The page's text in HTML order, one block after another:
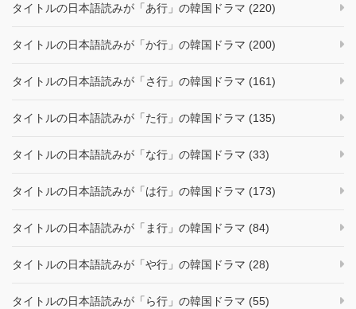
タイトルの日本語読みが「あ行」の韓国ドラマ (220)
タイトルの日本語読みが「か行」の韓国ドラマ (200)
タイトルの日本語読みが「さ行」の韓国ドラマ (161)
タイトルの日本語読みが「た行」の韓国ドラマ (135)
タイトルの日本語読みが「な行」の韓国ドラマ (33)
タイトルの日本語読みが「は行」の韓国ドラマ (173)
タイトルの日本語読みが「ま行」の韓国ドラマ (84)
タイトルの日本語読みが「や行」の韓国ドラマ (28)
タイトルの日本語読みが「ら行」の韓国ドラマ (55)